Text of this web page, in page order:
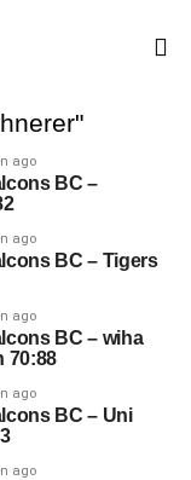
ago
BC –
ago
BC – Tigers
ago
BC – wiha
70:88
ago
BC – Uni
ago